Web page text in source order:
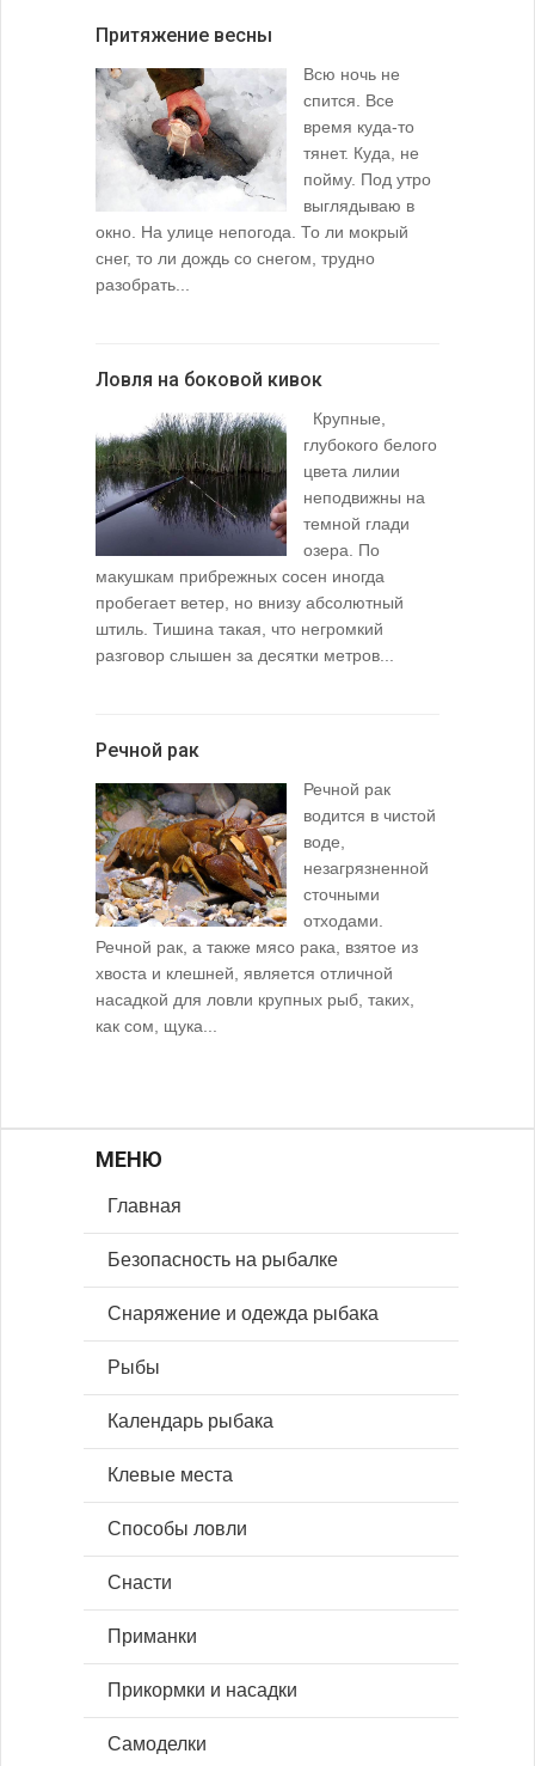
Притяжение весны
Всю ночь не
спится. Все
время куда-то
тянет. Куда, не
пойму. Под утро
выглядываю в
окно. На улице непогода. То ли мокрый
снег, то ли дождь со снегом, трудно
разобрать...
Ловля на боковой кивок
Крупные,
глубокого белого
цвета лилии
неподвижны на
темной глади
озера. По
макушкам прибрежных сосен иногда
пробегает ветер, но внизу абсолютный
штиль. Тишина такая, что негромкий
разговор слышен за десятки метров...
Речной рак
Речной рак
водится в чистой
воде,
незагрязненной
сточными
отходами.
Речной рак, а также мясо рака, взятое из
хвоста и клешней, является отличной
насадкой для ловли крупных рыб, таких,
как сом, щука...
МЕНЮ
Главная
Безопасность на рыбалке
Снаряжение и одежда рыбака
Рыбы
Календарь рыбака
Клевые места
Способы ловли
Снасти
Приманки
Прикормки и насадки
Самоделки